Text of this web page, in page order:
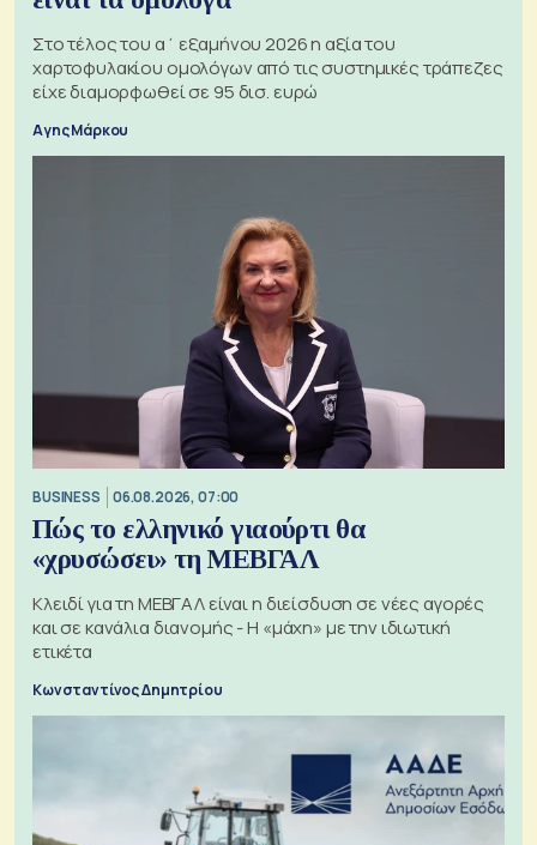
Στο τέλος του α΄ εξαμήνου 2026 η αξία του
χαρτοφυλακίου ομολόγων από τις συστημικές τράπεζες
είχε διαμορφωθεί σε 95 δισ. ευρώ
Αγης Μάρκου
BUSINESS 06.08.2026, 07:00
Πώς το ελληνικό γιαούρτι θα
«χρυσώσει» τη ΜΕΒΓΑΛ
Κλειδί για τη ΜΕΒΓΑΛ είναι η διείσδυση σε νέες αγορές
και σε κανάλια διανομής - Η «μάχη» με την ιδιωτική
ετικέτα
Κωνσταντίνος Δημητρίου